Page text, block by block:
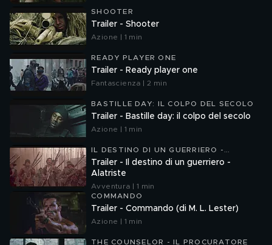
SHOOTER
Trailer - Shooter
Azione | 1 min
READY PLAYER ONE
Trailer - Ready player one
Fantascienza | 2 min
BASTILLE DAY: IL COLPO DEL SECOLO
Trailer - Bastille day: il colpo del secolo
Azione | 1 min
IL DESTINO DI UN GUERRIERO -
ALATRISTE
Trailer - Il destino di un guerriero -
Alatriste
Avventura | 1 min
COMMANDO
Trailer - Commando (di M. L. Lester)
Azione | 1 min
THE COUNSELOR - IL PROCURATORE